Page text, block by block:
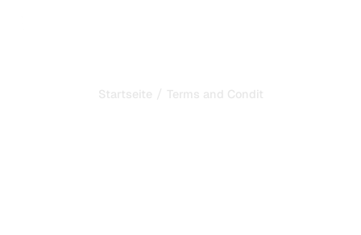
Startseite / Terms and Conditions of Sale